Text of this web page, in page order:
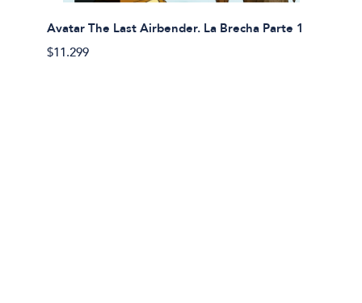
Avatar The Last Airbender. La Brecha Parte 1
$11.299